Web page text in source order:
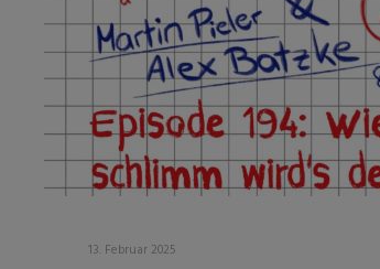
13. Februar 2025